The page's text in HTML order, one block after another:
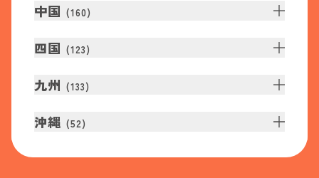
中国 (160)
四国 (123)
九州 (133)
沖縄 (52)